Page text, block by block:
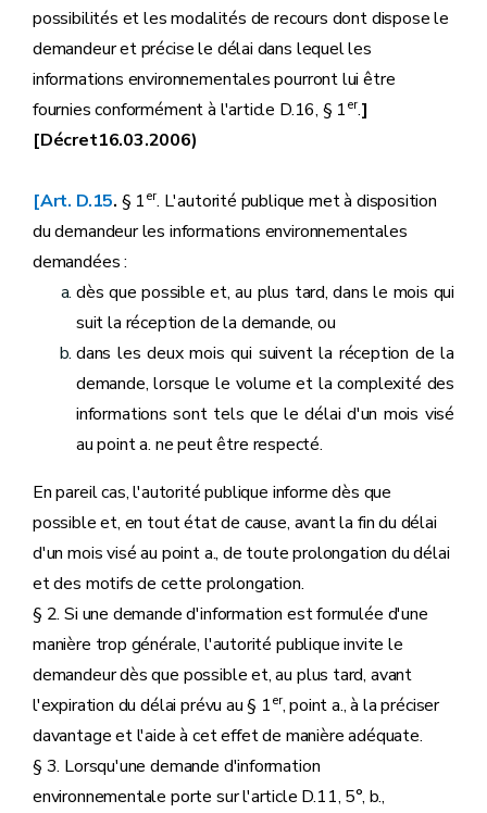
possibilités et les modalités de recours dont dispose le
demandeur et précise le délai dans lequel les
informations environnementales pourront lui être
fournies conformément à l'article D.16, § 1er.]
[Décret16.03.2006)
[Art. D.15. § 1er. L'autorité publique met à disposition
du demandeur les informations environnementales
demandées :
dès que possible et, au plus tard, dans le mois qui
suit la réception de la demande, ou
dans les deux mois qui suivent la réception de la
demande, lorsque le volume et la complexité des
informations sont tels que le délai d'un mois visé
au point a. ne peut être respecté.
En pareil cas, l'autorité publique informe dès que
possible et, en tout état de cause, avant la fin du délai
d'un mois visé au point a., de toute prolongation du délai
et des motifs de cette prolongation.
§ 2. Si une demande d'information est formulée d'une
manière trop générale, l'autorité publique invite le
demandeur dès que possible et, au plus tard, avant
l'expiration du délai prévu au § 1er, point a., à la préciser
davantage et l'aide à cet effet de manière adéquate.
§ 3. Lorsqu'une demande d'information
environnementale porte sur l'article D.11, 5°, b.,